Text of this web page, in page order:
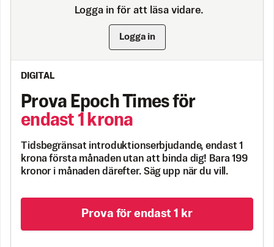
Logga in för att läsa vidare.
Logga in
DIGITAL
Prova Epoch Times för
endast 1 krona
Tidsbegränsat introduktionserbjudande, endast 1
krona första månaden utan att binda dig! Bara 199
kronor i månaden därefter. Säg upp när du vill.
Prova för endast 1 kr